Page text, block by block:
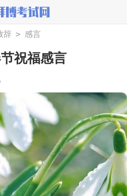
辞 > 感言
祝福感言